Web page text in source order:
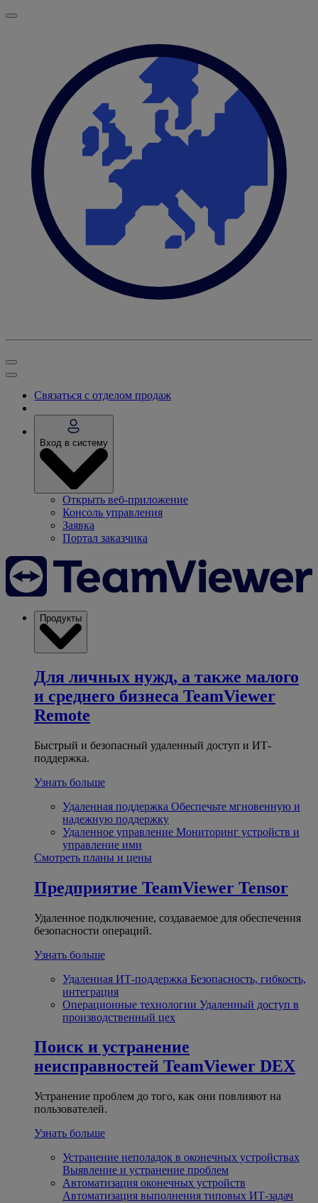
Связаться с отделом продаж
Вход в систему
Открыть веб-приложение
Консоль управления
Заявка
Портал заказчика
Продукты
Для личных нужд, а также малого
и среднего бизнеса TeamViewer
Remote
Быстрый и безопасный удаленный доступ и ИТ-
поддержка.
Узнать больше
Удаленная поддержка Обеспечьте мгновенную и
надежную поддержку
Удаленное управление Мониторинг устройств и
управление ими
Смотреть планы и цены
Предприятие TeamViewer Tensor
Удаленное подключение, создаваемое для обеспечения
безопасности операций.
Узнать больше
Удаленная ИТ-поддержка Безопасность, гибкость,
интеграция
Операционные технологии Удаленный доступ в
производственный цех
Поиск и устранение
неисправностей TeamViewer DEX
Устранение проблем до того, как они повлияют на
пользователей.
Узнать больше
Устранение неполадок в оконечных устройствах
Выявление и устранение проблем
Автоматизация оконечных устройств
Автоматизация выполнения типовых ИТ-задач